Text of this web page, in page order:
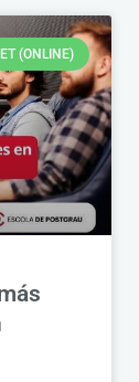
(ONLINE)